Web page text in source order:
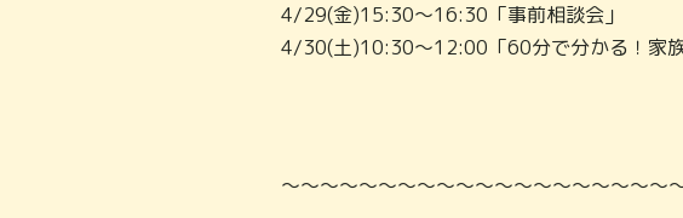
4/29(金)15:30～16:30「事前相談会」
4/30(土)10:30～12:00「60分で分かる！家族
～～～～～～～～～～～～～～～～～～～～